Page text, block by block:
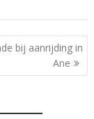
bij aanrijding in
Ane